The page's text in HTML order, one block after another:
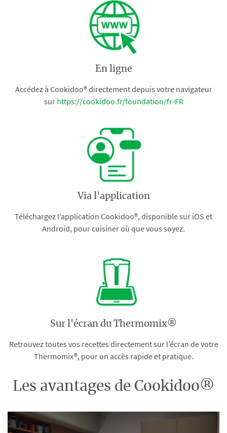
En ligne
Accédez à Cookidoo® directement depuis votre navigateur
sur https://cookidoo.fr/foundation/fr-FR
Via l'application
Téléchargez l’application Cookidoo®, disponible sur iOS et
Android, pour cuisiner où que vous soyez.
Sur l'écran du Thermomix®
Retrouvez toutes vos recettes directement sur l’écran de votre
Thermomix®, pour un accès rapide et pratique.
Les avantages de Cookidoo®